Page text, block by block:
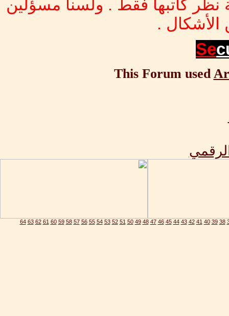
نظر كاتبها فقط . ولسنا مسؤلين
.
Se
This Forum used
38
39
40
41
42
43
44
45
46
47
48
49
50
51
52
53
54
55
56
57
58
59
60
61
62
63
64